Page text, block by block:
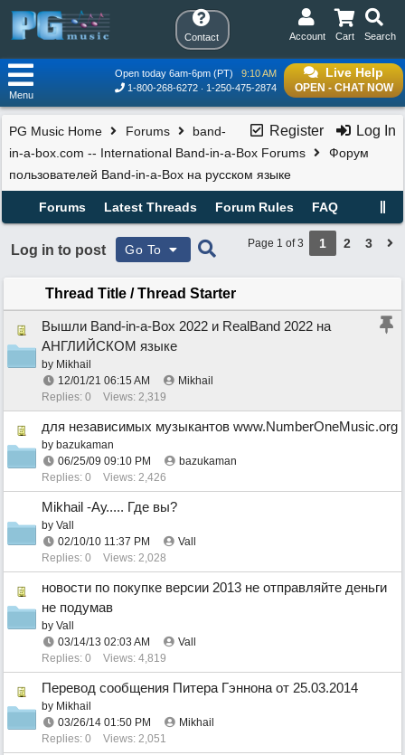
Contact Search
Cart
Account
Live Help
OPEN - CHAT NOW
Open today 6am-6pm (PT)
9:10 AM
1-800-268-6272
1-250-475-2874
Menu
Register Log In
PG Music Home Forums
band-
in-a-box.com -- International Band-in-a-Box Forums
Форум
пользователей Band-in-a-Box на русском языке
Forums Latest Threads Forum Rules FAQ
Log in to post Go To Page 1 of 3 1 2 3
Thread Title /Thread Starter
Вышли Band-in-a-Box 2022 и RealBand 2022 на
АНГЛИЙСКОМ языке
by Mikhail
12/01/21 06:15 AM
Mikhail
Replies: 0
Views: 2,319
для независимых музыкантов www.NumberOneMusic.org
by bazukaman
06/25/09 09:10 PM
bazukaman
Replies: 0
Views: 2,426
Mikhail -Ау..... Где вы?
by Vall
02/10/10 11:37 PM
Vall
Replies: 0
Views: 2,028
новости по покупке версии 2013 не отправляйте деньги
не подумав
by Vall
03/14/13 02:03 AM
Vall
Replies: 0
Views: 4,819
Перевод сообщения Питера Гэннона от 25.03.2014
by Mikhail
03/26/14 01:50 PM
Mikhail
Replies: 0
Views: 2,051